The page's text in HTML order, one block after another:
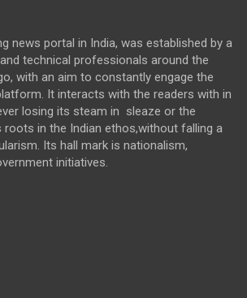
news portal in India, was established by a
technical professionals around the
with an aim to constantly engage the
It interacts with the readers with in
losing its steam in sleaze or the
roots in the Indian ethos,without falling a
Its hall mark is nationalism,
initiatives.